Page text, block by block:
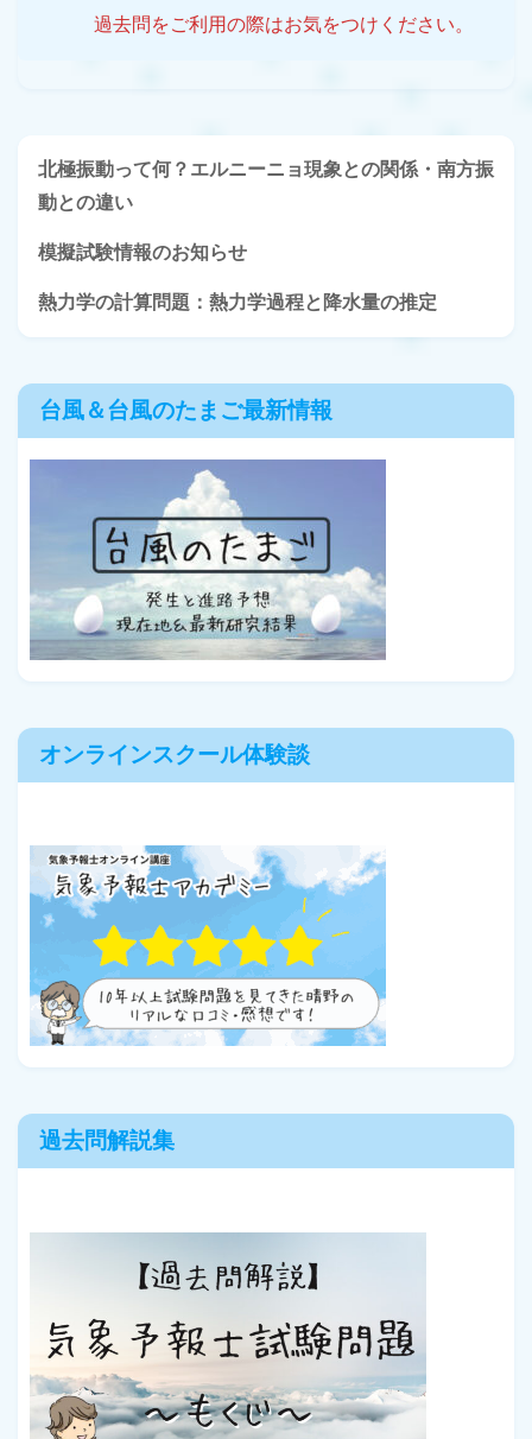
過去問をご利用の際はお気をつけください。
北極振動って何？エルニーニョ現象との関係・南方振
動との違い
模擬試験情報のお知らせ
熱力学の計算問題：熱力学過程と降水量の推定
台風＆台風のたまご最新情報
オンラインスクール体験談
過去問解説集